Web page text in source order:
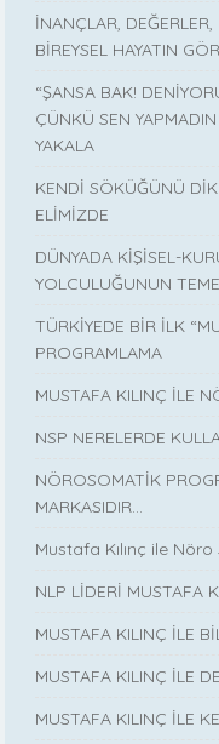
İNANÇLAR,
BİREYSEL HAYATIN
“ŞANSA BAK!
ÇÜNKÜ SEN
YAKALA
KENDİ SÖKÜĞÜNÜ
ELİMİZDE
DÜNYADA KİŞİSEL-
YOLCULUĞUNUN
TÜRKİYEDE BİR İLK
PROGRAMLAMA
MUSTAFA KILINÇ İLE
NSP NERELERDE
NÖROSOMATİK
MARKASIDIR…
Mustafa Kılınç ile
NLP LİDERİ MUSTAFA
MUSTAFA KILINÇ İLE
MUSTAFA KILINÇ İLE
MUSTAFA KILINÇ İLE